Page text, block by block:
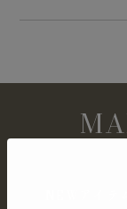
NEWアイ